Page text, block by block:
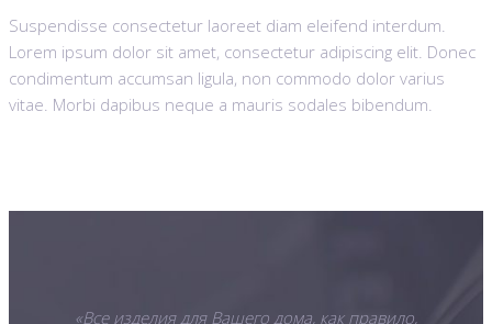
Suspendisse consectetur laoreet diam eleifend interdum.
Lorem ipsum dolor sit amet, consectetur adipiscing elit. Donec
condimentum accumsan ligula, non commodo dolor varius
vitae. Morbi dapibus neque a mauris sodales bibendum.
«Все изделия для Вашего дома, как правило,